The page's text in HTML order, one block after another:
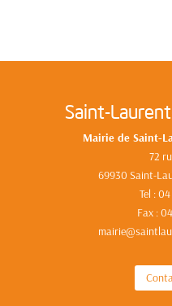
Saint-
Mairie de Saint-
72
69930 Saint-
Tel :
Fax :